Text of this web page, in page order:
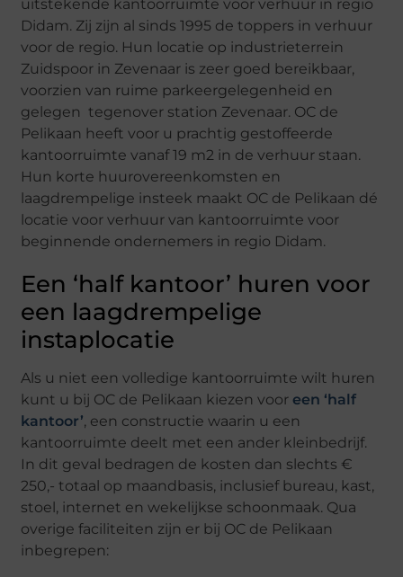
uitstekende kantoorruimte voor verhuur in regio
Didam. Zij zijn al sinds 1995 de toppers in verhuur
voor de regio. Hun locatie op industrieterrein
Zuidspoor in Zevenaar is zeer goed bereikbaar,
voorzien van ruime parkeergelegenheid en
gelegen tegenover station Zevenaar. OC de
Pelikaan heeft voor u prachtig gestoffeerde
kantoorruimte vanaf 19 m2 in de verhuur staan.
Hun korte huurovereenkomsten en
laagdrempelige insteek maakt OC de Pelikaan dé
locatie voor verhuur van kantoorruimte voor
beginnende ondernemers in regio Didam.
Een ‘half kantoor’ huren voor
een laagdrempelige
instaplocatie
Als u niet een volledige kantoorruimte wilt huren
kunt u bij OC de Pelikaan kiezen vooreen ‘half
kantoor’, een constructie waarin u een
kantoorruimte deelt met een ander kleinbedrijf.
In dit geval bedragen de kosten dan slechts €
250,- totaal op maandbasis, inclusief bureau, kast,
stoel, internet en wekelijkse schoonmaak. Qua
overige faciliteiten zijn er bij OC de Pelikaan
inbegrepen: